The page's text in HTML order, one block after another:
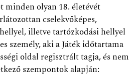
minden olyan 18. életévét
cselekvőképes,
illetve tartózkodási hellyel
személy, aki a Játék időtartama
oldal regisztrált tagja, és nem
szempontok alapján: